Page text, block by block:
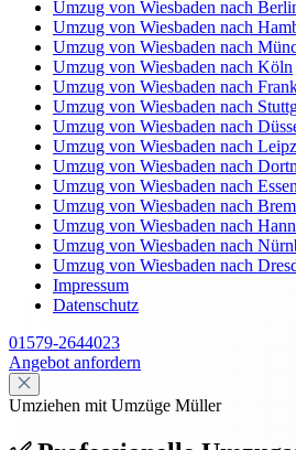
Umzug von Wiesbaden nach
Umzug von Wiesbaden nach
Umzug von Wiesbaden nach
Umzug von Wiesbaden nach Köln
Umzug von Wiesbaden nach
Umzug von Wiesbaden nach
Umzug von Wiesbaden nach
Umzug von Wiesbaden nach
Umzug von Wiesbaden nach
Umzug von Wiesbaden nach Essen
Umzug von Wiesbaden nach
Umzug von Wiesbaden nach
Umzug von Wiesbaden nach
Umzug von Wiesbaden nach
Impressum
Datenschutz
01579-2644023
Angebot anfordern
Umziehen mit Umzüge Müller